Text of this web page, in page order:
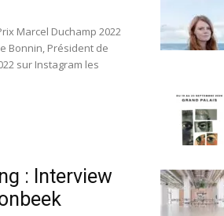
Marcel Duchamp 2022
Bonnin, Président de
sur Instagram les
: Interview